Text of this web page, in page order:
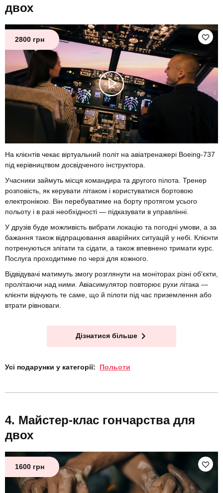
двох
2800 грн
На клієнтів чекає віртуальний політ на авіатренажері Boeing-737
під керівництвом досвідченого інструктора.
Учасники займуть місця командира та другого пілота. Тренер
розповість, як керувати літаком і користуватися бортовою
електронікою. Він перебуватиме на борту протягом усього
польоту і в разі необхідності — підказувати в управлінні.
У друзів буде можливість вибрати локацію та погодні умови, а за
бажання також відпрацювання аварійних ситуацій у небі. Клієнти
потренуються злітати та сідати, а також впевнено тримати курс.
Послуга проходитиме по черзі для кожного.
Відвідувачі матимуть змогу розглянути на моніторах різні об'єкти,
пролітаючи над ними. Авіасимулятор повторює рухи літака —
клієнти відчують те саме, що й пілоти під час приземлення або
втрати рівноваги.
Дізнатися більше
Усі подарунки у категорії: Польоти
Майстер-клас гончарства для
двох
1600 грн